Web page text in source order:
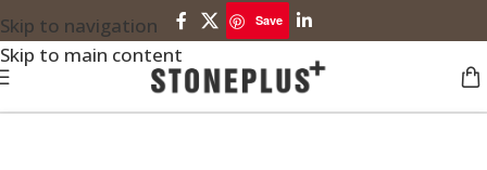
Skip to navigation
Skip to main content
Save